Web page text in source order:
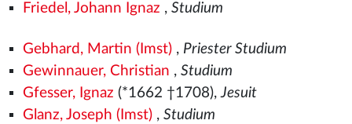
Friedel, Johann Ignaz , Studium
Gebhard, Martin (Imst), Priester Studium
Gewinnauer, Christian , Studium
Gfesser, Ignaz (*1662 †1708),Jesuit
Glanz, Joseph (Imst), Studium